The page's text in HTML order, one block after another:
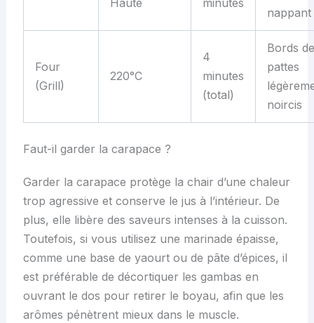
Haute
minutes
nappant
Four
(Grill)
220°C
4
minutes
(total)
Bords
pattes
noircis
Faut-il garder la carapace ?
Garder la carapace protège la chair d’une chaleur
trop agressive et conserve le jus à l’intérieur. De
plus, elle libère des saveurs intenses à la cuisson.
Toutefois, si vous utilisez une marinade épaisse,
comme une base de yaourt ou de pâte d’épices, il
est préférable de décortiquer les gambas en
ouvrant le dos pour retirer le boyau, afin que les
arômes pénètrent mieux dans le muscle.